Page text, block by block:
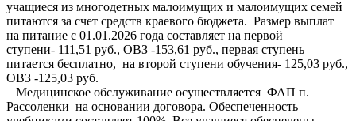
учащиеся из многодетных малоимущих и малоимущих семей
питаются за счет средств краевого бюджета. Размер выплат
на питание с 01.01.2026 года составляет на первой
ступени- 111,51 руб., ОВЗ -153,61 руб., первая ступень
питается бесплатно, на второй ступени обучения- 125,03 руб.,
ОВЗ -125,03 руб.
Медицинское обслуживание осуществляется ФАП п.
Рассоленки на основании договора. Обеспеченность